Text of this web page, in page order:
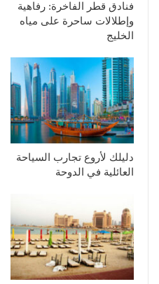
فنادق قطر الفاخرة: رفاهية
وإطلالات ساحرة على مياه
الخليج
دليلك لأروع تجارب السياحة
العائلية في الدوحة